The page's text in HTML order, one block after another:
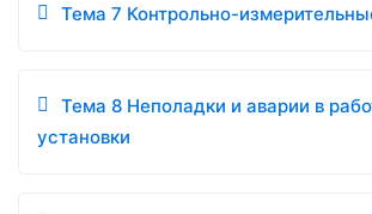
Тема 7 Контрольно-
Тема 8 Неполадки и аварии в
установки